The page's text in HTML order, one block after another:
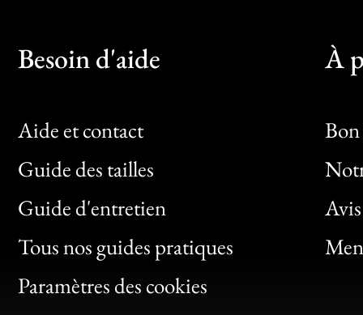
Besoin d'aide
Aide et contact
Guide des tailles
Guide d'entretien
Tous nos guides pratiques
Paramètres des cookies
À
Bon
Clic